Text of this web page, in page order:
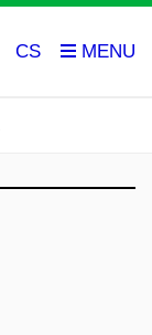
CS